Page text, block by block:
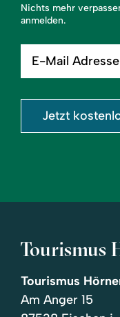
Nichts mehr
anmelden.
Mail
eingeben
Jetzt
Tourismus
Tourismus
Am Anger 15